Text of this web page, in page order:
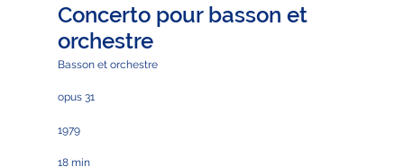
Concerto pour basson et
orchestre
Basson et orchestre
opus 31
1979
18 min